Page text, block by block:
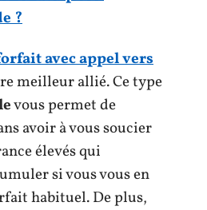
?
avec appel vers
meilleur allié. Ce type
vous permet de
avoir à vous soucier
élevés qui
si vous vous en
habituel. De plus,